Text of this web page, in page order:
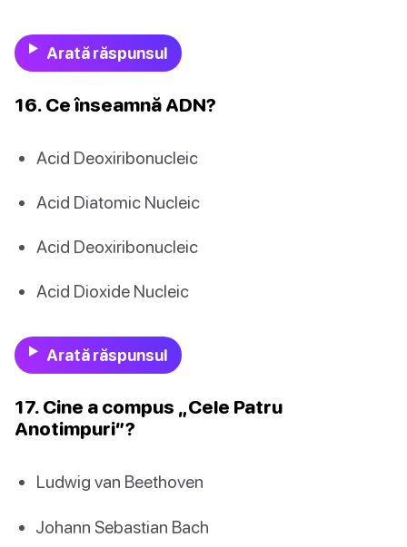
Arată răspunsul
16. Ce înseamnă ADN?
Acid Deoxiribonucleic
Acid Diatomic Nucleic
Acid Deoxiribonucleic
Acid Dioxide Nucleic
Arată răspunsul
17. Cine a compus „Cele Patru
Anotimpuri”?
Ludwig van Beethoven
Johann Sebastian Bach